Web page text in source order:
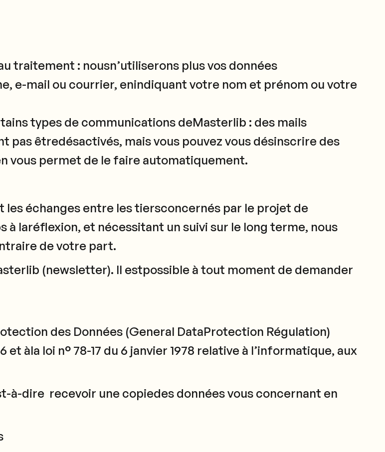
traitement : nousn’utiliserons plus vos données
e-mail ou courrier, enindiquant votre nom et prénom ou votre
types de communications deMasterlib : des mails
êtredésactivés, mais vous pouvez vous désinscrire des
vous permet de le faire automatiquement.
échanges entre les tiersconcernés par le projet de
laréflexion, et nécessitant un suivi sur le long terme, nous
de votre part.
(newsletter). Il estpossible à tout moment de demander
des Données (General DataProtection Régulation)
àla loi n° 78-17 du 6 janvier 1978 relative à l’informatique, aux
à-dire recevoir une copiedes données vous concernant en